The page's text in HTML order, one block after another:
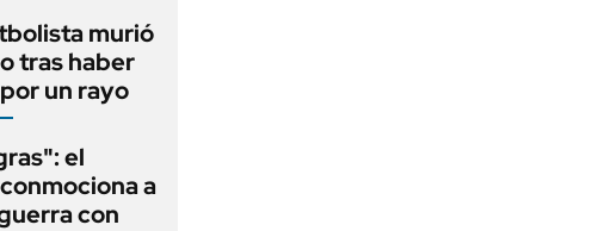
murió
tras haber
un rayo
el
a
con